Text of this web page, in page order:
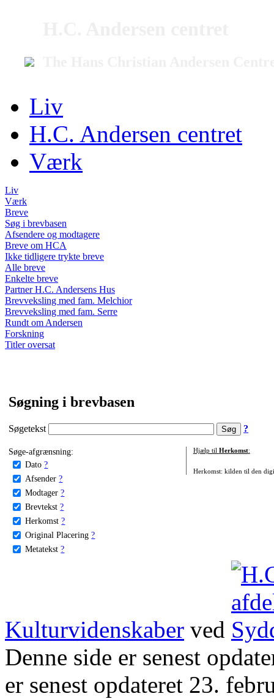
Liv
H.C. Andersen centret
Værk
Liv
Værk
Breve
Søg i brevbasen
Afsendere og modtagere
Breve om HCA
Ikke tidligere trykte breve
Alle breve
Enkelte breve
Partner H.C. Andersens Hus
Brevveksling med fam. Melchior
Brevveksling med fam. Serre
Rundt om Andersen
Forskning
Titler oversat
Søgning i brevbasen
Søgetekst ?
Søge-afgrænsning:
Dato ?
Afsender ?
Modtager ?
Brevtekst ?
Herkomst ?
Original Placering ?
Metatekst ?
Hjælp til Herkomst:
Herkomst: kilden til den
Kulturvidenskaber ved
Denne side er senest
er senest opdateret 23.